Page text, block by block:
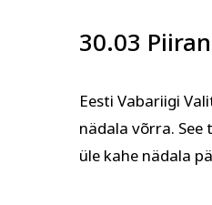
30.03
Eesti Vabariigi
nädala võrra.
üle kahe nädala